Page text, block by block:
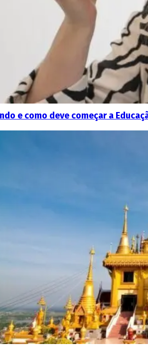
e como deve começar a